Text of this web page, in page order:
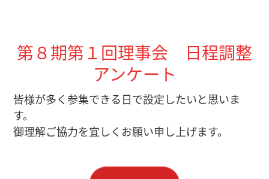
第８期第１回理事会 日程調整
アンケート
皆様が多く参集できる日で設定したいと思いま
す。
御理解ご協力を宜しくお願い申し上げます。